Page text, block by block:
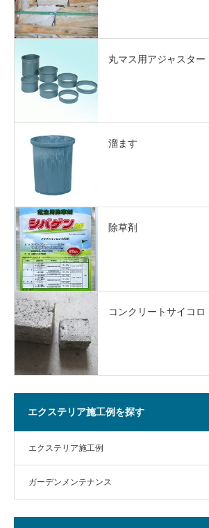
丸マス用アジャスター
溜ます
除草剤
コンクリートサイコロ
エクステリア施工例を探す
エクステリア施工例
ガーデンメンテナンス